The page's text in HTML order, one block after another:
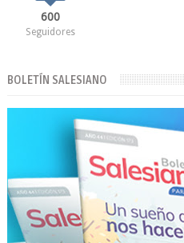
600
Seguidores
BOLETÍN SALESIANO